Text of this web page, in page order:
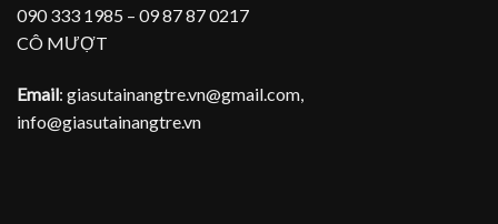
090 333 1985 – 09 87 87 0217
CÔ MƯỢT
Email: giasutainangtre.vn@gmail.com,
info@giasutainangtre.vn